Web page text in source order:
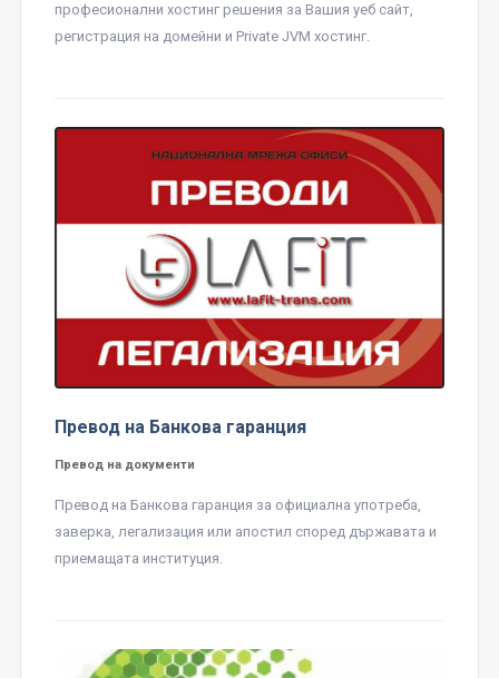
професионални хостинг решения за Вашия уеб сайт,
регистрация на домейни и Private JVM хостинг.
Превод на Банкова гаранция
Превод на документи
Превод на Банкова гаранция за официална употреба,
заверка, легализация или апостил според държавата и
приемащата институция.